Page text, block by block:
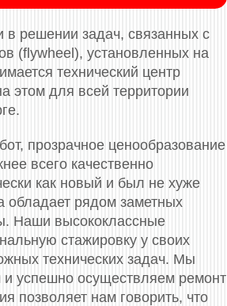
решении задач, связанных с
(flywheel), установленных на
технический центр
этом для всей территории
прозрачное ценообразование
всего качественно
как новый и был не хуже
обладает рядом заметных
Наши высококлассные
стажировку у своих
технических задач. Мы
успешно осуществляем ремонт
позволяет нам говорить, что